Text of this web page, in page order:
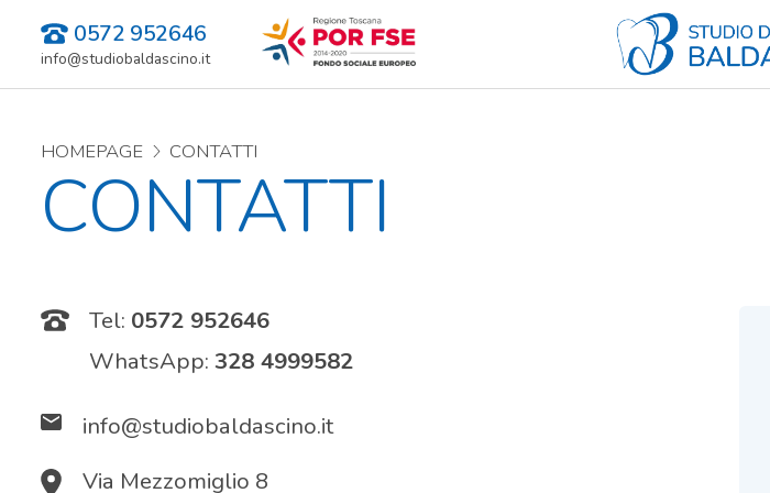
0572 952646
info@studiobaldascino.it
Studio Dentistico Baldascino
Studio Dentistico a Montecatini Terme
HOMEPAGE CONTATTI
CONTATTI
Tel: 0572 952646
WhatsApp:328 4999582
info@studiobaldascino.it
Via Mezzomiglio 8